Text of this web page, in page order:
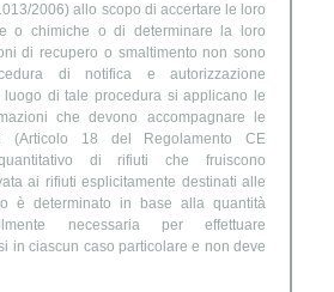
2006) allo scopo di accertare le loro
o chimiche o di determinare la loro
di recupero o smaltimento non sono
di notifica e autorizzazione
luogo di tale procedura si applicano le
che devono accompagnare le
(Articolo 18 del Regolamento CE
di rifiuti che fruiscono
ai rifiuti esplicitamente destinati alle
è determinato in base alla quantità
necessaria per effettuare
in ciascun caso particolare e non deve